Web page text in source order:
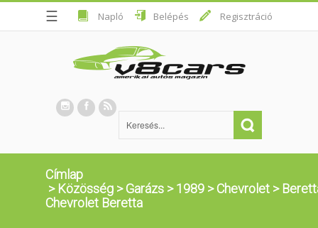
☰ Napló Belépés Regisztráció
Címlap
> Közösség >Garázs >1989 >Chevrolet >
Chevrolet Beretta